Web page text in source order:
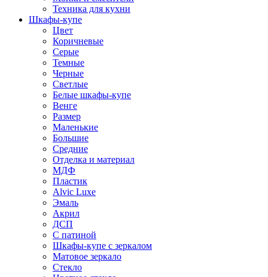
Техника для кухни
Шкафы-купе
Цвет
Коричневые
Серые
Темные
Черные
Светлые
Белые шкафы-купе
Венге
Размер
Маленькие
Большие
Средние
Отделка и материал
МДФ
Пластик
Alvic Luxe
Эмаль
Акрил
ДСП
С патиной
Шкафы-купе с зеркалом
Матовое зеркало
Стекло